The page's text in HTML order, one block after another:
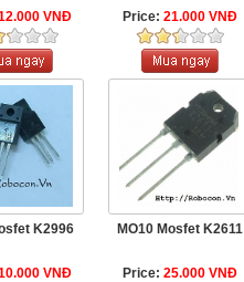
VNĐ Price: 21.000 VNĐ
K2996
VNĐ
MO10 Mosfet K2611
Price: 25.000 VNĐ